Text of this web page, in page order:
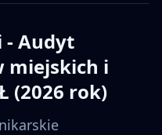
- Audyt
miejskich i
(2026 rok)